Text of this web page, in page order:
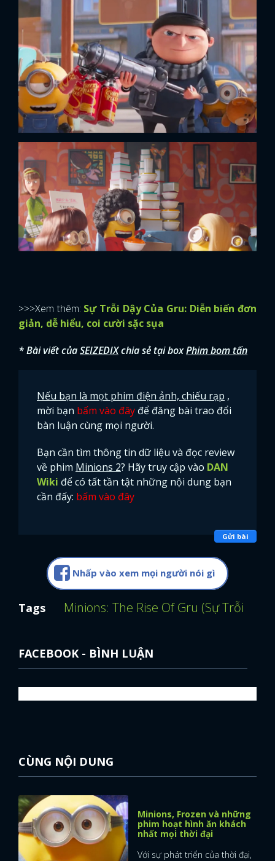
>>>Xem thêm: Sự Trỗi Dậy Của Gru: Diễn biến đơn
giản, dễ hiểu, coi cười sặc sụa
* Bài viết củaSEIZEDIXchia sẻ tại boxPhim bom tấn
Nếu bạn là mọt phim điện ảnh, chiếu rạp ,
mời bạn bấm vào đây để đăng bài trao đổi
bàn luận cùng mọi người.
Bạn cần tìm thông tin dữ liệu và đọc review
về phim Minions 2? Hãy truy cập vào DAN
Wiki để có tất tần tật những nội dung bạn
cần đấy: bấm vào đây
Gửi bài
Nhấp vào xem mọi người nói gì
Tags Minions: The Rise Of Gru (Sự Trỗi Dậy
FACEBOOK - BÌNH LUẬN
CÙNG NỘI DUNG
Minions, Frozen và những
phim hoạt hình ăn khách
nhất mọi thời đại
Với sự phát triển của thời đại,